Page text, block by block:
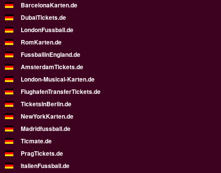
BarcelonaKarten.de
DubaiTickets.de
LondonFussball.de
RomKarten.de
FussballinEngland.de
AmsterdamTickets.de
London-Musical-Karten.de
FlughafenTransferTickets.de
TicketsInBerlin.de
NewYorkKarten.de
Madridfussball.de
Ticmate.de
PragTickets.de
ItalienFussball.de